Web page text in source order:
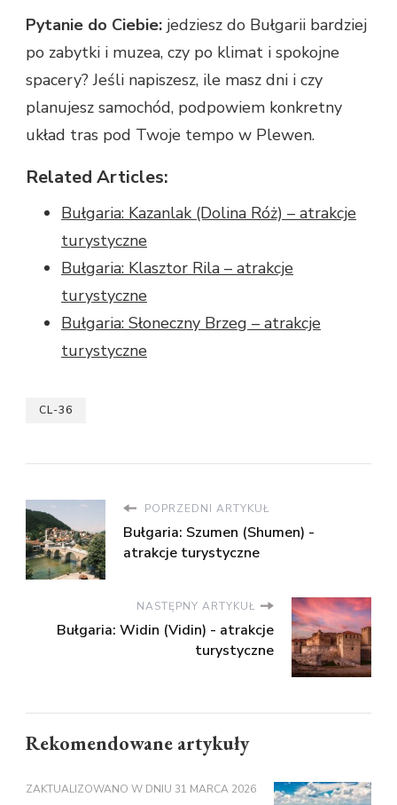
Pytanie do Ciebie: jedziesz do Bułgarii bardziej
po zabytki i muzea, czy po klimat i spokojne
spacery? Jeśli napiszesz, ile masz dni i czy
planujesz samochód, podpowiem konkretny
układ tras pod Twoje tempo w Plewen.
Related Articles:
Bułgaria: Kazanlak (Dolina Róż) – atrakcje
turystyczne
Bułgaria: Klasztor Rila – atrakcje
turystyczne
Bułgaria: Słoneczny Brzeg – atrakcje
turystyczne
CL-36
POPRZEDNI ARTYKUŁ
Bułgaria: Szumen (Shumen) -
atrakcje turystyczne
NASTĘPNY ARTYKUŁ
Bułgaria: Widin (Vidin) - atrakcje
turystyczne
Rekomendowane artykuły
ZAKTUALIZOWANO W DNIU 31 MARCA 2026